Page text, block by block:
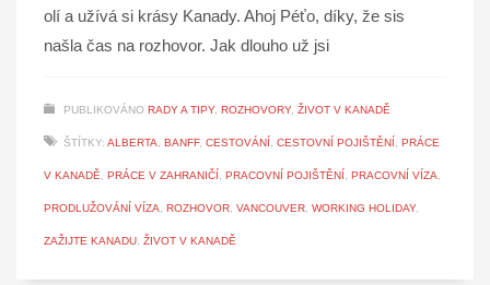
olí a užívá si krásy Kanady. Ahoj Péťo, díky, že sis
našla čas na rozhovor. Jak dlouho už jsi
PUBLIKOVÁNO RADY A TIPY, ROZHOVORY, ŽIVOT V KANADĚ
ŠTÍTKY: ALBERTA, BANFF, CESTOVÁNÍ, CESTOVNÍ POJIŠTĚNÍ, PRÁCE
V KANADĚ, PRÁCE V ZAHRANIČÍ, PRACOVNÍ POJIŠTĚNÍ, PRACOVNÍ VÍZA,
PRODLUŽOVÁNÍ VÍZA, ROZHOVOR, VANCOUVER, WORKING HOLIDAY,
ZAŽIJTE KANADU, ŽIVOT V KANADĚ